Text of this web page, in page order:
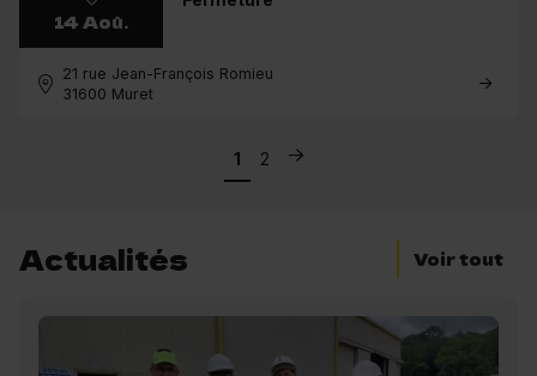
14 Aoû.
21 rue Jean-François Romieu
31600 Muret
1 2
Actualités Voir tout